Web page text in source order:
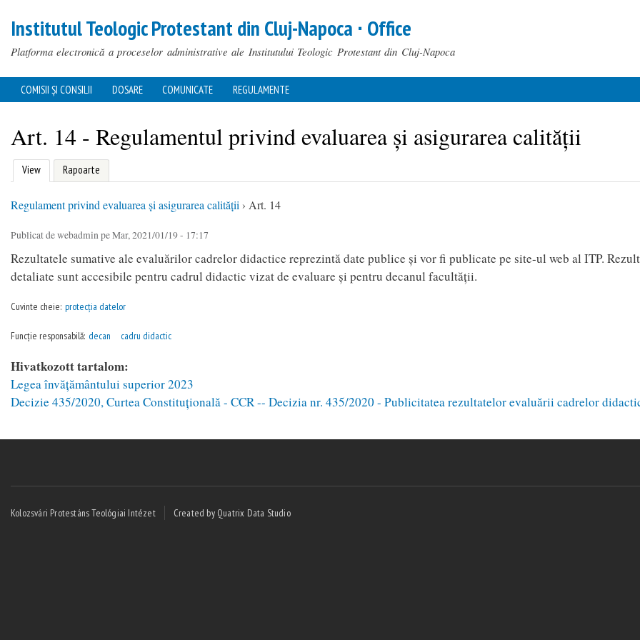
content
Institutul Teologic Protestant din Cluj-Napoca ∙ Office
Platforma electronică a proceselor administrative ale Institutului Teologic Protestant din Cluj-Napoca
MAIN MENU
COMISII ȘI CONSILII DOSARE COMUNICATE REGULAMENTE
Art. 14 - Regulamentul privind evaluarea și asigurarea calității
Primary tabs
View
(active tab) Rapoarte
Regulament privind evaluarea și asigurarea calității › Art. 14
You are here
Publicat dewebadminpe Mar, 2021/01/19 - 17:17
Rezultatele sumative ale evaluărilor cadrelor didactice reprezintă date publice și vor fi publicate pe site-ul web al ITP.
detaliate sunt accesibile pentru cadrul didactic vizat de evaluare și pentru decanul facultății.
Cuvinte cheie: protecția datelor
Funcție responsabilă: decan cadru didactic
Hivatkozott tartalom:
Legea învățământului superior 2023
Decizie 435/2020, Curtea Constituțională - CCR -- Decizia nr. 435/2020 - Publicitatea rezultatelor evaluării cadrelor
Kolozsvári Protestáns Teológiai Intézet Created by Quatrix Data Studio